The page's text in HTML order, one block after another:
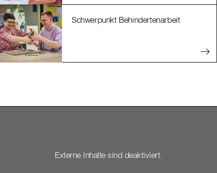
Schwerpunkt Behindertenarbeit
Externe Inhalte sind deaktiviert.